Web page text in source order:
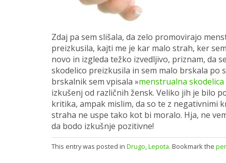
Zdaj pa sem slišala, da zelo promovirajo
preizkusila, kajti me je kar malo strah, ker
novo in izgleda težko izvedljivo, priznam, da
skodelico preizkusila in sem malo brskala
brskalnik sem vpisala »menstrualna
izkušenj od različnih žensk. Veliko jih je bilo
kritika, ampak mislim, da so te z negativnimi
straha ne uspe tako kot bi moralo. Hja, ne
da bodo izkušnje pozitivne!
This entry was posted in Drugo Lepota. Bookmark the